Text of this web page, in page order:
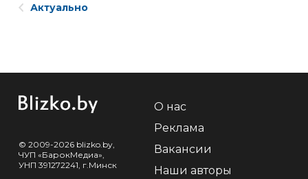
Актуально
© 2009-2026 blizko.by,
ЧУП «БарокМедиа»,
УНП 391272241, г.Минск
О нас
Реклама
Вакансии
Наши авторы